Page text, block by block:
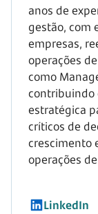
anos de
gestão, com
empresas,
operações
como
contribuindo
estratégica
críticos de
crescimento
operações
LinkedIn